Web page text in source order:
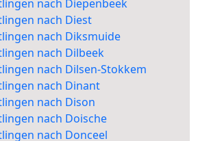
nach Diepenbeek
nach Diest
nach Diksmuide
nach Dilbeek
nach Dilsen-Stokkem
nach Dinant
nach Dison
nach Doische
nach Donceel